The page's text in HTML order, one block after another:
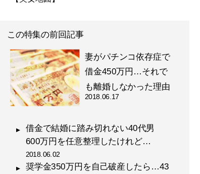
この特集の前回記事
妻がパチンコ依存症で
借金450万円…それで
も離婚しなかった理由
2018.06.17
借金で結婚に踏み切れない40代男
600万円を任意整理したけれど…
2018.06.02
奨学金350万円を自己破産したら…43